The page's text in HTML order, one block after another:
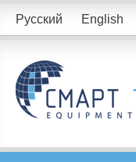
Русский English